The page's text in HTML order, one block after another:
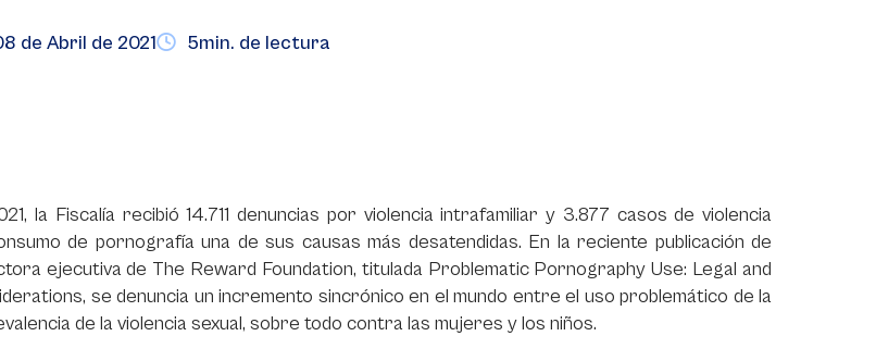
de Abril de 2021 5min. de lectura
la Fiscalía recibió 14.711 denuncias por violencia intrafamiliar y 3.877 casos de violencia
de pornografía una de sus causas más desatendidas. En la reciente publicación de
ejecutiva de The Reward Foundation, titulada Problematic Pornography Use: Legal and
se denuncia un incremento sincrónico en el mundo entre el uso problemático de la
de la violencia sexual, sobre todo contra las mujeres y los niños.